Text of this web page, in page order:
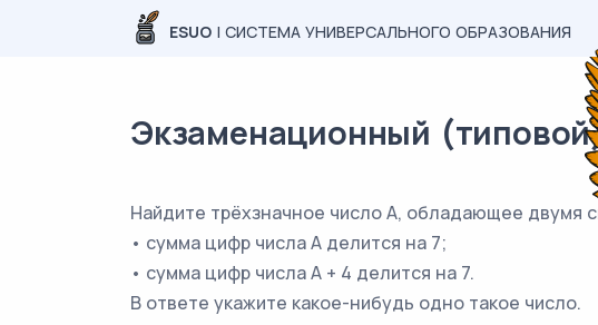
ESUO | СИСТЕМА УНИВЕРСАЛЬНОГО ОБРАЗОВАНИЯ
Экзаменационный
Найдите трёхзначное число A, обладающее двумя
• сумма цифр числа A делится на 7;
• сумма цифр числа A + 4 делится на 7.
В ответе укажите какое-нибудь одно такое число.